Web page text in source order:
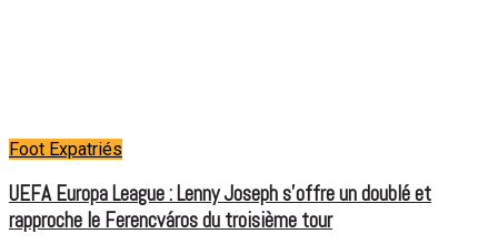
Foot Expatriés
UEFA Europa League : Lenny Joseph s’offre un doublé et
rapproche le Ferencváros du troisième tour